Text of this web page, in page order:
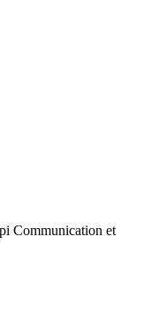
Communication et